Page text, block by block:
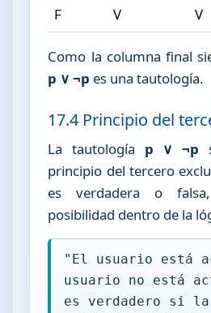
F
V V
Como la columna final
p ∨ ¬p es una tautología.
17.4 Principio del
La tautología p ∨ ¬p
principio del tercero
es verdadera o
posibilidad dentro de la
"El usuario está
usuario no está
es verdadero si